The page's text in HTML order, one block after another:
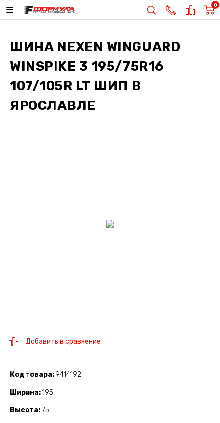
0
ШИНА NEXEN WINGUARD
WINSPIKE 3 195/75R16
107/105R LT ШИП В
ЯРОСЛАВЛЕ
Добавить в сравнение
Код товара 9414192
Ширина 195
Высота 75